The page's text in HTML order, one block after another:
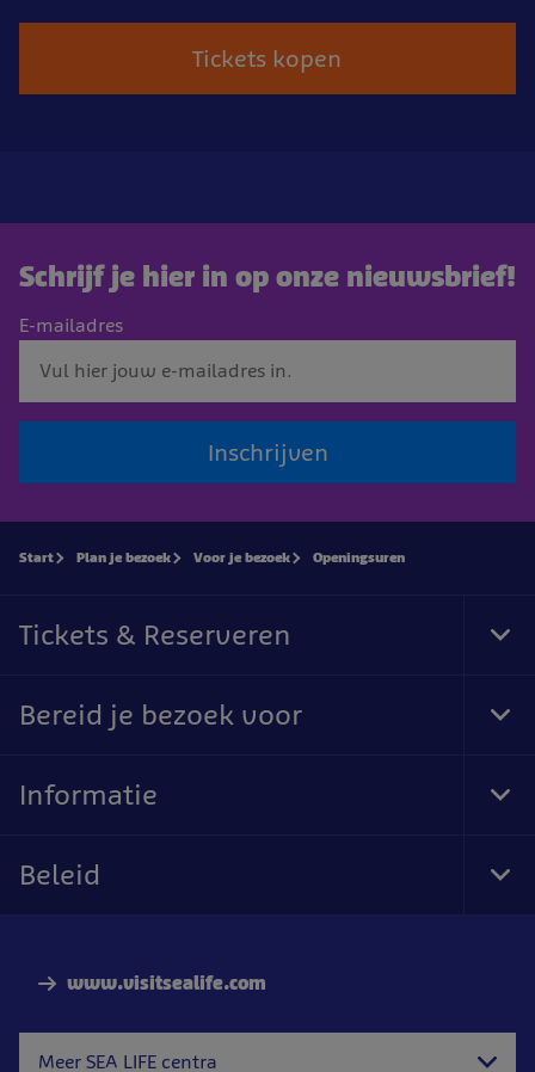
Tickets kopen
Schrijf je hier in op onze nieuwsbrief!
E-mailadres
Inschrijven
www.visitsealife.com
Meer SEA LIFE centra
Start Plan je bezoek Voor je bezoek Openingsuren
Tickets & Reserveren
Bereid je bezoek voor
Informatie
Beleid